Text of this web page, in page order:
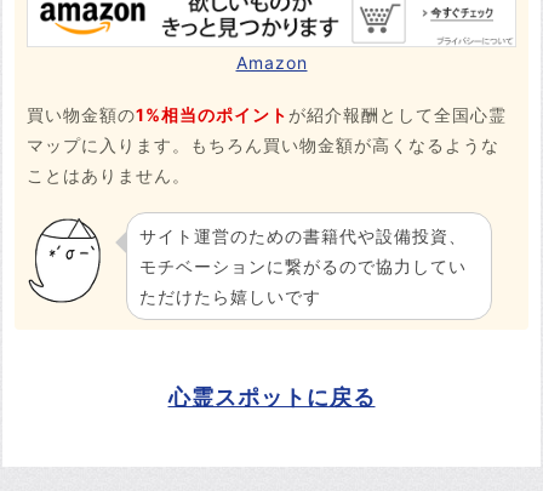
Amazon
買い物金額の1%相当のポイント が紹介報酬として全国心霊
マップに入ります。もちろん買い物金額が高くなるような
ことはありません。
サイト運営のための書籍代や設備投資、
モチベーションに繋がるので協力してい
ただけたら嬉しいです
心霊スポットに戻る